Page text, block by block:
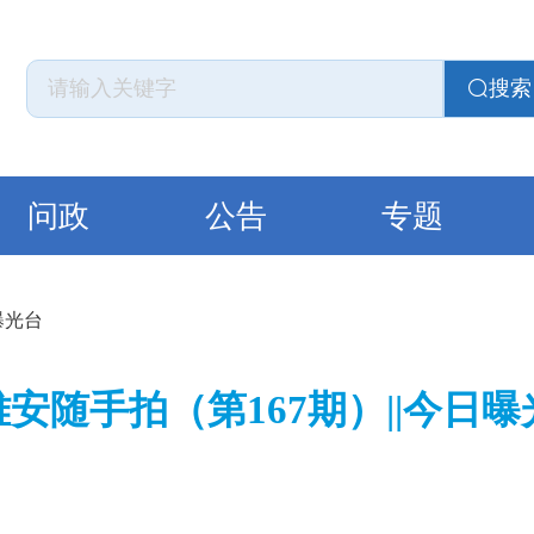
搜索
问政 公告 专题
光台
随手拍（第167期）||今日